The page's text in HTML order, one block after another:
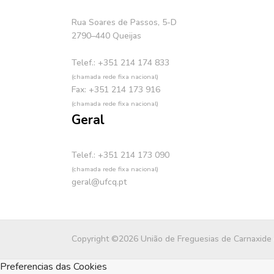
Rua Soares de Passos, 5-D
2790–440 Queijas
Telef.: +351 214 174 833
(chamada rede fixa nacional)
Fax: +351 214 173 916
(chamada rede fixa nacional)
Geral
Telef.: +351 214 173 090
(chamada rede fixa nacional)
geral@ufcq.pt
Copyright ©2026 União de Freguesias de
Preferencias das Cookies